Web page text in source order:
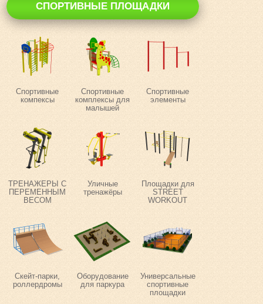
СПОРТИВНЫЕ ПЛОЩАДКИ
Спортивные
компексы
Спортивные
комплексы для
малышей
Спортивные
элементы
ТРЕНАЖЕРЫ С
ПЕРЕМЕННЫМ
ВЕСОМ
Уличные
тренажёры
Площадки для
STREET
WORKOUT
Скейт-парки,
роллердромы
Оборудование
для паркура
Универсальные
спортивные
площадки